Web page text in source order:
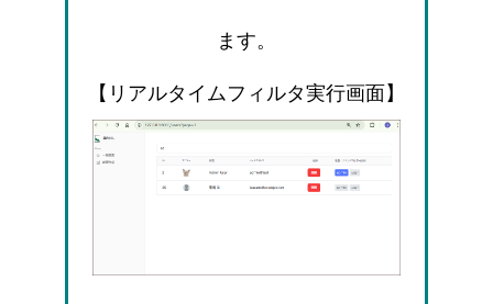
ます。
【リアルタイムフィルタ実行画面】